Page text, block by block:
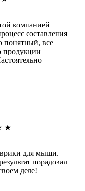
компанией.
составления
понятный, все
продукции
★
для мыши.
порадовал.
деле!